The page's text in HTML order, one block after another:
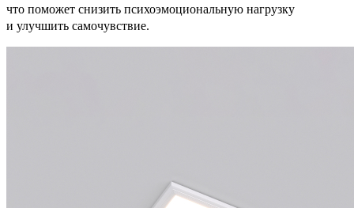
что поможет снизить психоэмоциональную нагрузку
и улучшить самочувствие.